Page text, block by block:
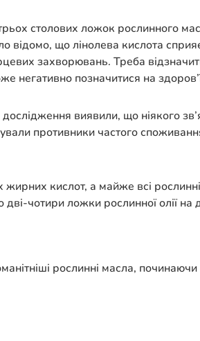
столових ложок рослинного
відомо, що лінолева кислота
захворювань. Треба
негативно позначитися на
дослідження виявили, що
противники частого
кислот, а майже всі
чотири ложки рослинної олії на
рослинні масла,